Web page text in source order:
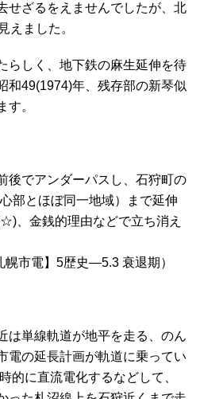
せざるをえませんでしたが、北
えました。
らしく、地下鉄の麻生延伸を待
和49(1974)年、残存部の新琴似
す。
後でアンダーパスし、石狩町の
部とほぼ同一地域）まで延伸
、金銭的理由などで立ち消え
市電】5歴史―5.3 衰退期）
は単線軌道が地平を走る、のん
電の延長計画が軌道に乗ってい
的に直流電化するなどして、